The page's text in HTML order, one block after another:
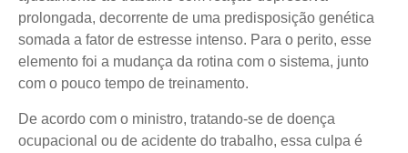
prolongada, decorrente de uma predisposição genética
somada a fator de estresse intenso. Para o perito, esse
elemento foi a mudança da rotina com o sistema, junto
com o pouco tempo de treinamento.
De acordo com o ministro, tratando-se de doença
ocupacional ou de acidente do trabalho, essa culpa é